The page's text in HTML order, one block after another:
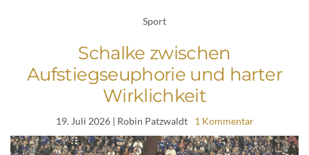
Sport
Schalke zwischen
Aufstiegseuphorie und harter
Wirklichkeit
19. Juli 2026| Robin Patzwaldt 1 Kommentar